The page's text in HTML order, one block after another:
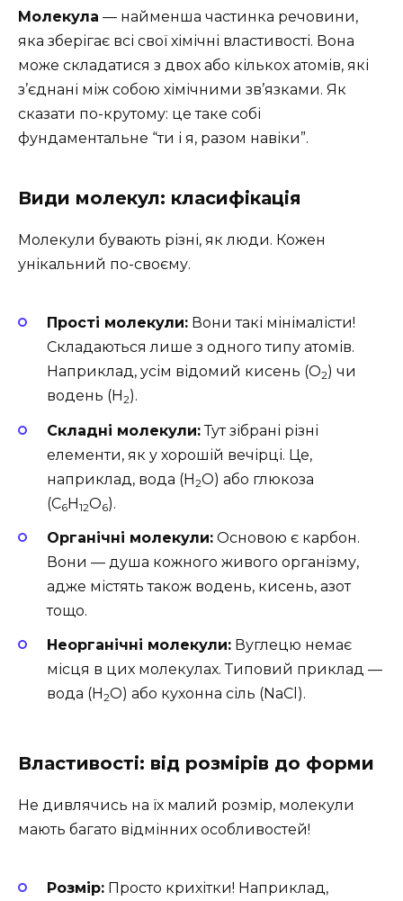
Молекула — найменша частинка речовини,
яка зберігає всі свої хімічні властивості. Вона
може складатися з двох або кількох атомів, які
з’єднані між собою хімічними зв’язками. Як
сказати по-крутому: це таке собі
фундаментальне “ти і я, разом навіки”.
Види молекул: класифікація
Молекули бувають різні, як люди. Кожен
унікальний по-своєму.
Прості молекули: Вони такі мінімалісти!
Складаються лише з одного типу атомів.
Наприклад, усім відомий кисень (O2) чи
водень (H 2).
Складні молекули:Тут зібрані різні
елементи, як у хорошій вечірці. Це,
наприклад, вода (H2O) або глюкоза
(C6H12O6).
Органічні молекули: Основою є карбон.
Вони — душа кожного живого організму,
адже містять також водень, кисень, азот
тощо.
Неорганічні молекули: Вуглецю немає
місця в цих молекулах. Типовий приклад —
вода (H2O) або кухонна сіль (NaCl).
Властивості: від розмірів до форми
Не дивлячись на їх малий розмір, молекули
мають багато відмінних особливостей!
Розмір: Просто крихітки! Наприклад,